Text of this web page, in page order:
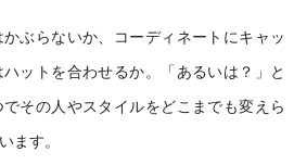
ぶらないか、コーディネートにキャッ
ットを合わせるか。「あるいは？」と
その人やスタイルをどこまでも変えら
ます。